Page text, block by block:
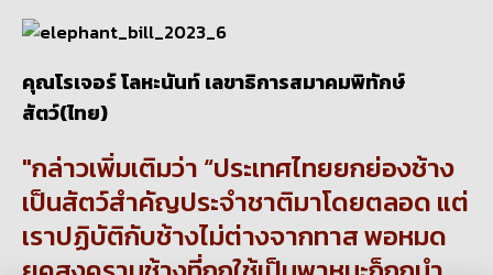
คุณโรเจอร์ โลหะนันท์ เลขาธิการสมาคมพิทักษ์
สัตว์(ไทย)
กล่าวเพิ่มเติมว่า “ประเทศไทยยกย่องช้าง
เป็นสัตว์สำคัญประจำชาติมาโดยตลอด แต่
เราปฏิบัติกับช้างไม่ต่างจากทาส พอหมด